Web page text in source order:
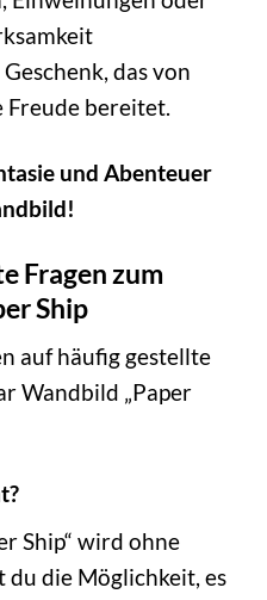
das von
Freude bereitet.
und Abenteuer
Fragen zum
Ship
auf häufig gestellte
Wandbild „Paper
Ship“ wird ohne
du die Möglichkeit, es